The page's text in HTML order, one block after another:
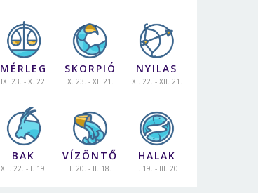
MÉRLEG
IX. 23. - X. 22.
SKORPIÓ
X. 23. - XI. 21.
NYILAS
XI. 22. - XII. 21.
BAK
XII. 22. - I. 19.
VÍZÖNTŐ
I. 20. - II. 18.
HALAK
II. 19. - III. 20.